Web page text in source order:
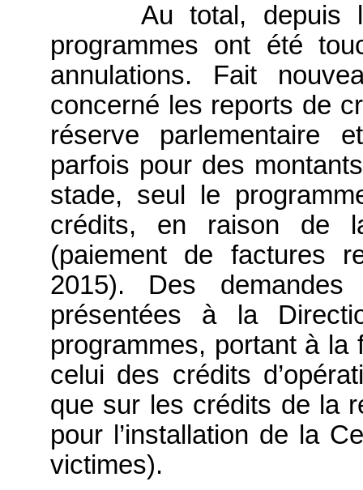
Au total, depuis
programmes ont été
annulations. Fait
concerné les reports de
réserve parlementaire
parfois pour des
stade, seul le
crédits, en raison de
(paiement de factures
2015). Des
présentées à la
programmes, portant à
celui des crédits
que sur les crédits de la
pour l’installation de la
victimes).